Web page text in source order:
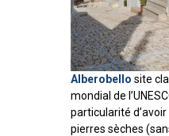
Alberobello site
mondial de
particularité
pierres sèches